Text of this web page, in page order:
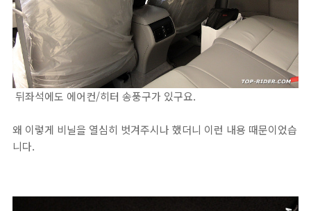
뒤좌석에도 에어컨/히터 송풍구가 있구요.
왜 이렇게 비닐을 열심히 벗겨주시나 했더니 이런 내용 때문이었습
니다.